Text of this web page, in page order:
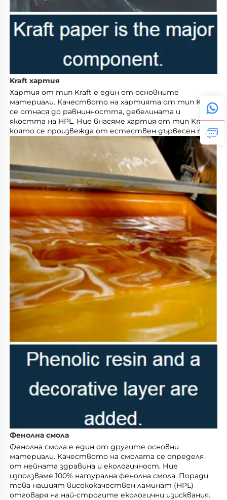
Kraft хартия
Хартия от тип Kraft е един от основните
материали. Качеството на хартията от тип Kraft
се отнася до равнинността, дебелината и
якостта на HPL. Ние внасяме хартия от тип Kraft,
която се произвежда от естествен дървесен пулп.
Фенолна смола
Фенолна смола е един от другите основни
материали. Качеството на смолата се определя
от нейната здравина и екологичност. Ние
използваме 100% натурална фенолна смола. Поради
това нашият висококачествен ламинат (HPL)
отговаря на най-строгите екологични изисквания.